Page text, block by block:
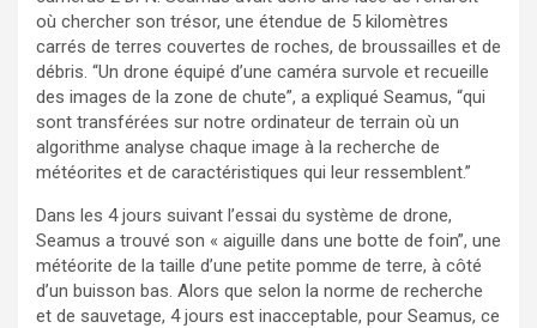
où chercher son trésor, une étendue de 5 kilomètres
carrés de terres couvertes de roches, de broussailles et de
débris. “Un drone équipé d’une caméra survole et recueille
des images de la zone de chute”, a expliqué Seamus, “qui
sont transférées sur notre ordinateur de terrain où un
algorithme analyse chaque image à la recherche de
météorites et de caractéristiques qui leur ressemblent.”
Dans les 4 jours suivant l’essai du système de drone,
Seamus a trouvé son « aiguille dans une botte de foin”, une
météorite de la taille d’une petite pomme de terre, à côté
d’un buisson bas. Alors que selon la norme de recherche
et de sauvetage, 4 jours est inacceptable, pour Seamus, ce